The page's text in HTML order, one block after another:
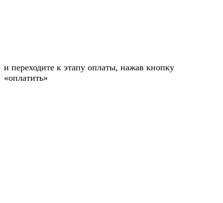
и переходите к этапу оплаты, нажав кнопку
«оплатить»